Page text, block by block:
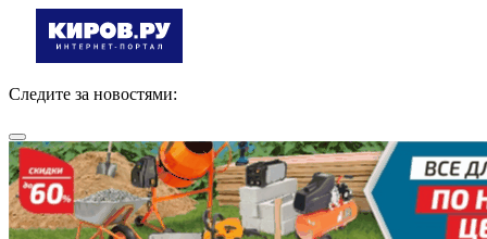
Следите за новостями: